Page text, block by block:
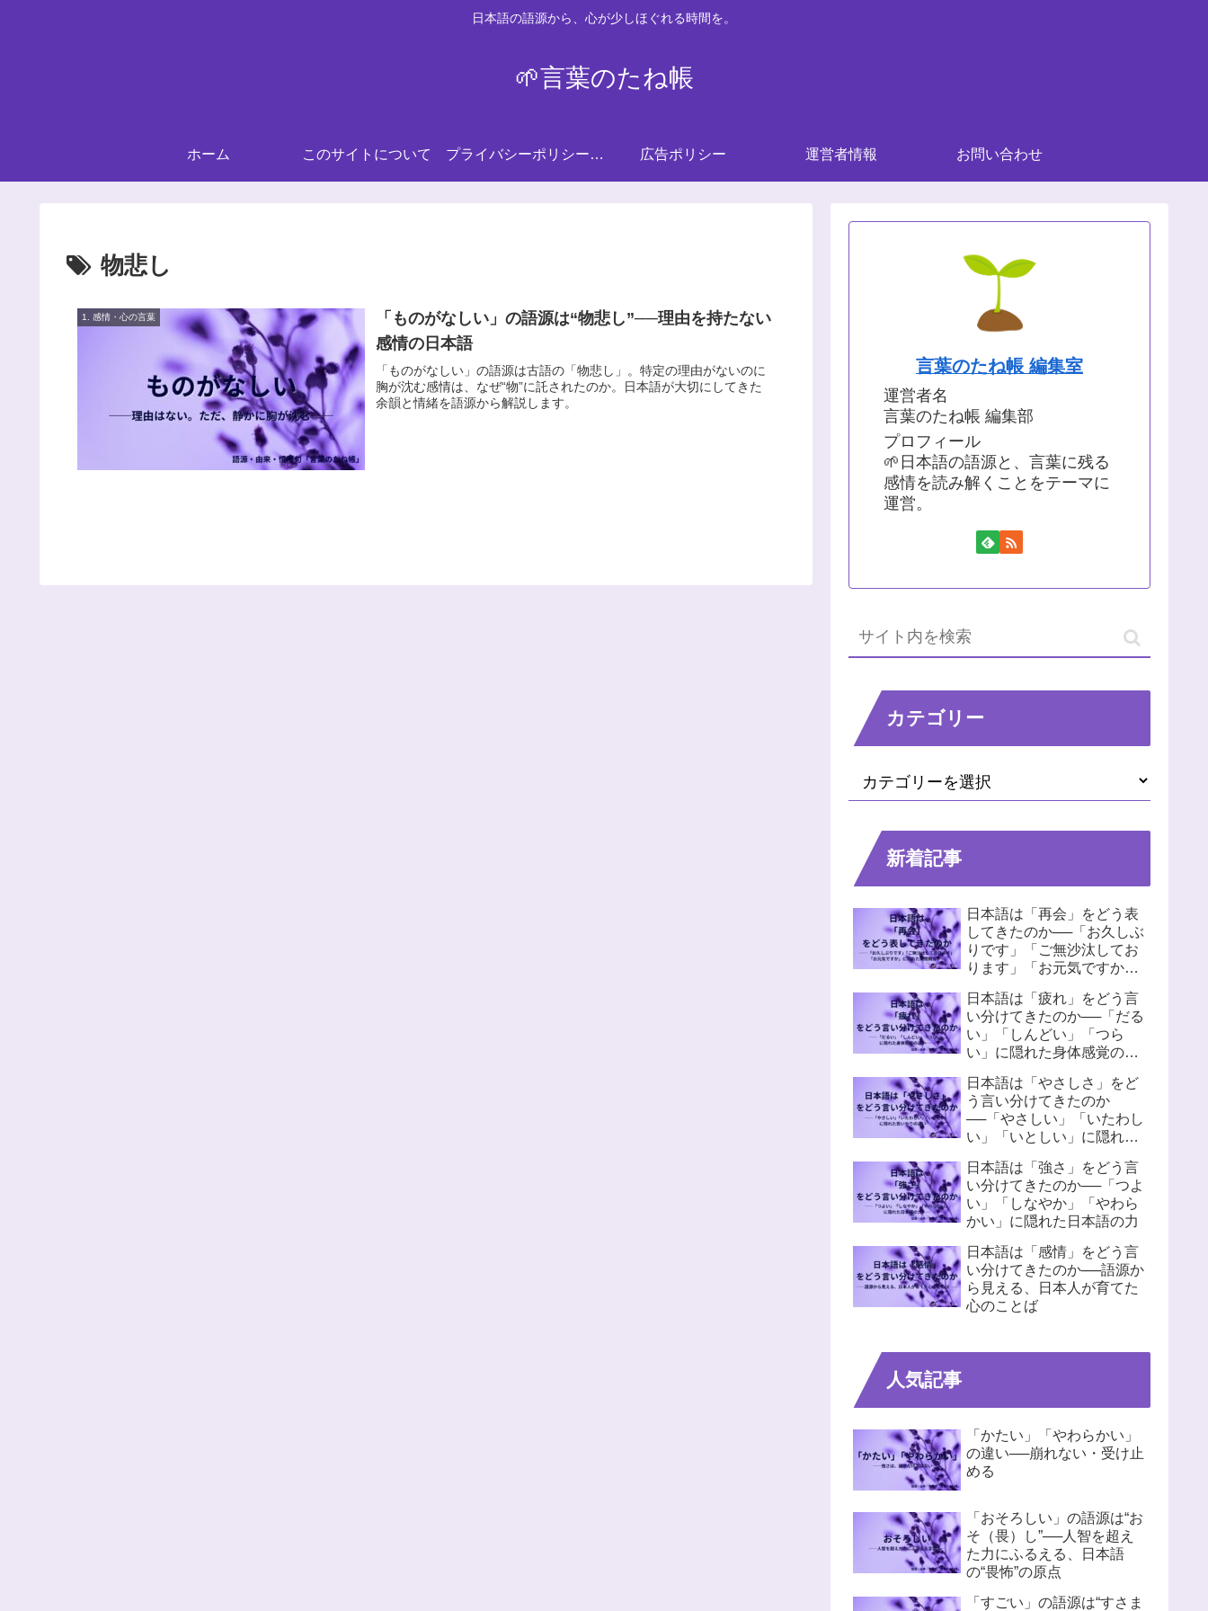
日本語の語源から、心が少しほぐれる時間を。
🌱言葉のたね帳
ホーム このサイトについて プライバシーポリシー・免責事項 広告ポリシー 運営者情報 お問い合わせ
物悲し
1. 感情・心の言葉
「ものがなしい」の語源は“物悲し”──理由を持たない
感情の日本語
「ものがなしい」の語源は古語の「物悲し」。特定の理由がないのに
胸が沈む感情は、なぜ“物”に託されたのか。日本語が大切にしてきた
余韻と情緒を語源から解説します。
言葉のたね帳 編集室
運営者名
言葉のたね帳 編集部
プロフィール
🌱日本語の語源と、言葉に残る
感情を読み解くことをテーマに
運営。
カテゴリー
新着記事
日本語は「再会」をどう表
してきたのか──「お久しぶ
りです」「ご無沙汰してお
ります」「お元気ですか」
日本語は「疲れ」をどう言
い分けてきたのか──「だる
い」「しんどい」「つら
い」に隠れた身体感覚の違
日本語は「やさしさ」をど
う言い分けてきたのか
──「やさしい」「いたわし
い」「いとしい」に隠れた
日本語は「強さ」をどう言
い分けてきたのか──「つよ
い」「しなやか」「やわら
かい」に隠れた日本語の力
日本語は「感情」をどう言
い分けてきたのか──語源か
ら見える、日本人が育てた
心のことば
人気記事
「かたい」「やわらかい」
の違い──崩れない・受け止
める
「おそろしい」の語源は“お
そ（畏）し”──人智を超え
た力にふるえる、日本語
の“畏怖”の原点
「すごい」の語源は“すさま